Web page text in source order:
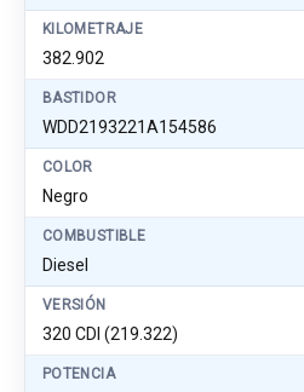
KILOMETRAJE
382.902
BASTIDOR
WDD2193221A154586
COLOR
Negro
COMBUSTIBLE
Diesel
VERSIÓN
320 CDI (219.322)
POTENCIA